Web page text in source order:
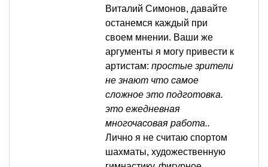
Виталий Симонов, давайте
останемся каждый при
своем мнении. Ваши же
аргументы я могу привести к
артистам: простые зрители
не знают что самое
сложное это подготовка.
это ежедневная
многочасовая работа..
Лично я не считаю спортом
шахматы, художественную